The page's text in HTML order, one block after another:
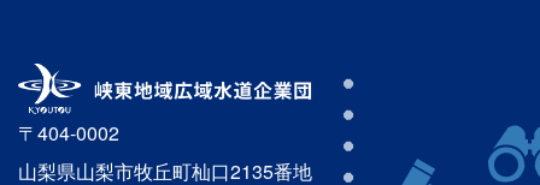
〒404-0002
山梨県山梨市牧丘町杣口2135番地